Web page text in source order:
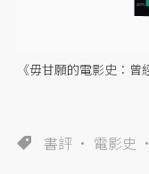
《毋甘願的電影史：
書評 電影史